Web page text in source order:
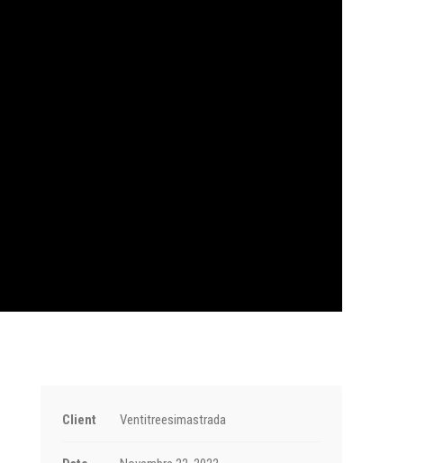
Client Ventitreesimastrada